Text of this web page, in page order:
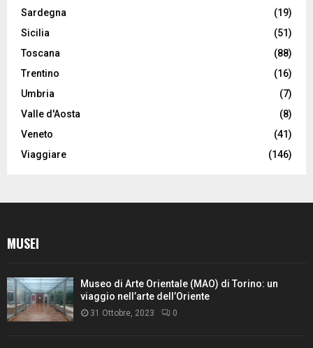
Sardegna
(19)
Sicilia
(51)
Toscana
(88)
Trentino
(16)
Umbria
(7)
Valle d'Aosta
(8)
Veneto
(41)
Viaggiare
(146)
MUSEI
Museo di Arte Orientale (MAO) di Torino: un
viaggio nell’arte dell’Oriente
31 Ottobre, 2023 0